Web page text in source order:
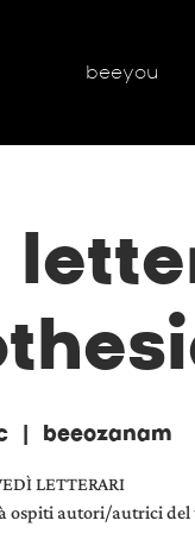
beeyou
  |
beeozanam
LETTERARI
ospiti autori/autrici del